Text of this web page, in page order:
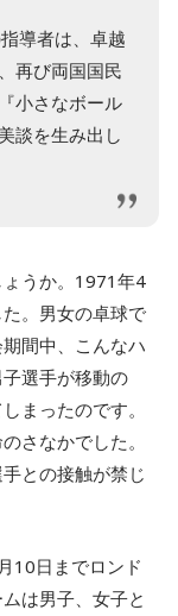
導者は、卓越
再び両国国民
小さなボール
談を生み出し
ょうか。1971年4
。男女の卓球で
間中、こんなハ
選手が移動の
まったのです。
さなかでした。
との接触が禁じ
10日までロンド
は男子、女子と